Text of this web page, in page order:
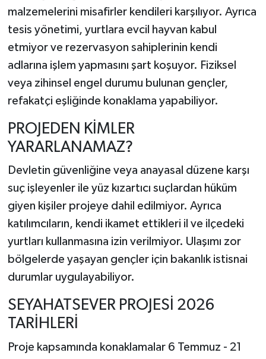
malzemelerini misafirler kendileri karşılıyor. Ayrıca
tesis yönetimi, yurtlara evcil hayvan kabul
etmiyor ve rezervasyon sahiplerinin kendi
adlarına işlem yapmasını şart koşuyor. Fiziksel
veya zihinsel engel durumu bulunan gençler,
refakatçi eşliğinde konaklama yapabiliyor.
PROJEDEN KİMLER
YARARLANAMAZ?
Devletin güvenliğine veya anayasal düzene karşı
suç işleyenler ile yüz kızartıcı suçlardan hüküm
giyen kişiler projeye dahil edilmiyor. Ayrıca
katılımcıların, kendi ikamet ettikleri il ve ilçedeki
yurtları kullanmasına izin verilmiyor. Ulaşımı zor
bölgelerde yaşayan gençler için bakanlık istisnai
durumlar uygulayabiliyor.
SEYAHATSEVER PROJESİ 2026
TARİHLERİ
Proje kapsamında konaklamalar 6 Temmuz - 21